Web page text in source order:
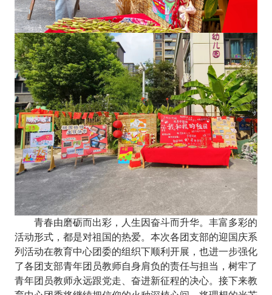
青春由磨砺而出彩，人生因奋斗而升华。 丰富多彩的
活动形式， 都是对祖国的热爱。 本次各团支部的迎国庆系
列活动在教育中心团委的组织下顺利开展，也进一步强化
了各团支部青年团员教师自身肩负的责任与担当，树牢了
青年团员教师永远跟党走、奋进新征程的决心。接下来教